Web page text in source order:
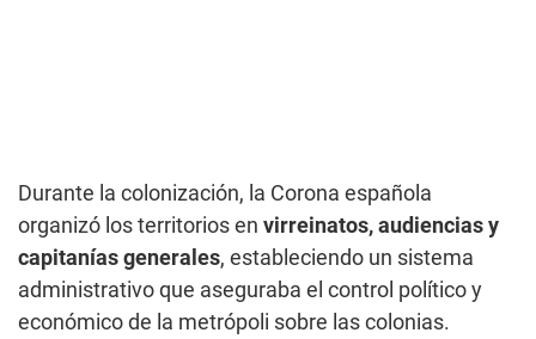
Durante la colonización, la Corona española
organizó los territorios en virreinatos, audiencias y
capitanías generales, estableciendo un sistema
administrativo que aseguraba el control político y
económico de la metrópoli sobre las colonias.